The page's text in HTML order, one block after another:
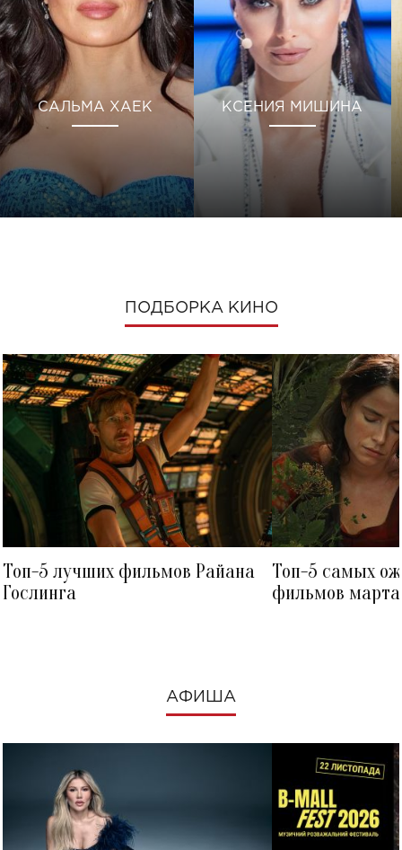
САЛЬМА ХАЕК КСЕНИЯ МИШИНА
ПОДБОРКА КИНО
Топ-5 лучших фильмов Райана
Гослинга
Топ-5 самых
фильмов
АФИША